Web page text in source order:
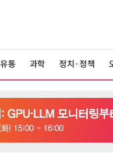
통 과학 정치·정책